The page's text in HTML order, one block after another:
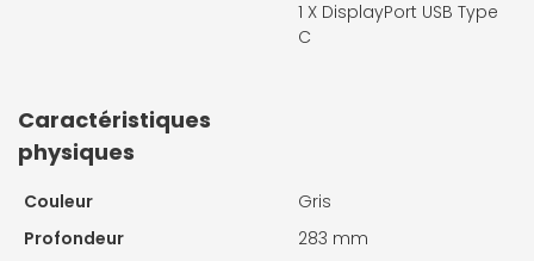
1 X DisplayPort USB Type
C
Caractéristiques
physiques
Couleur
Gris
Profondeur
283 mm